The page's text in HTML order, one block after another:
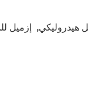
هيدروليكي, إزميل